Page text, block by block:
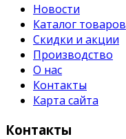
Новости
Каталог товаров
Скидки и акции
Производство
О нас
Контакты
Карта сайта
Контакты